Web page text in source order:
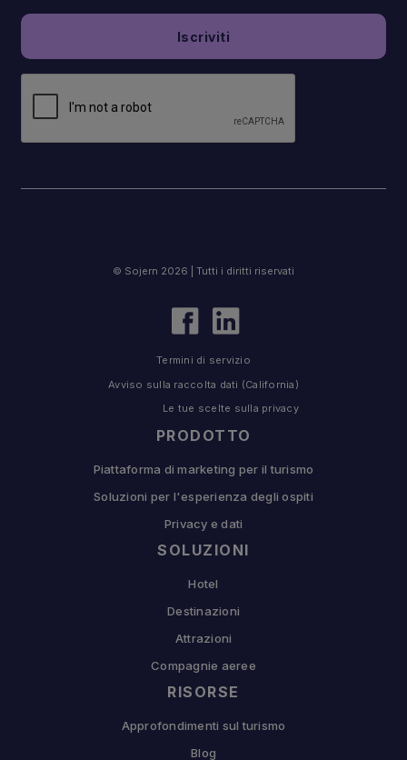
PRODOTTO
Piattaforma di marketing per il turismo
Soluzioni per l'esperienza degli ospiti
Privacy e dati
SOLUZIONI
Hotel
Destinazioni
Attrazioni
Compagnie aeree
RISORSE
Approfondimenti sul turismo
Blog
© Sojern 2026 | Tutti i diritti riservati
Termini di servizio
Avviso sulla raccolta dati (California)
Le tue scelte sulla privacy